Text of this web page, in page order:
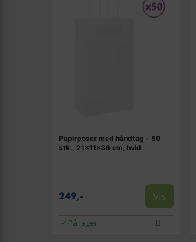
Papirposer med håndtag - 50
stk., 21×11×36 cm, hvid
249,- Vis
På lager